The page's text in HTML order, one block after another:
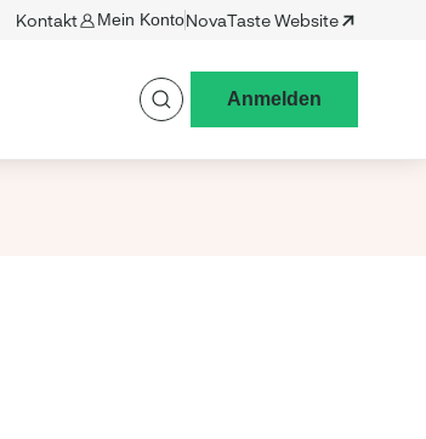
Kontakt Mein KontoNovaTaste Website
Anmelden